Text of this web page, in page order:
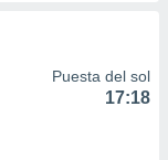
Puesta del sol
17:18